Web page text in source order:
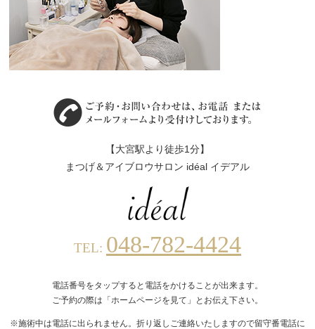
【大宮駅より徒歩1分】
まつげ＆アイブロウサロン idéal イデアル
TEL: 048-782-4424
電話番号をタップすると電話をかけることが出来ます。
ご予約の際は「ホームページを見て」とお伝え下さい。
※施術中は電話に出られません。折り返しご連絡いたしますので留守番電話に